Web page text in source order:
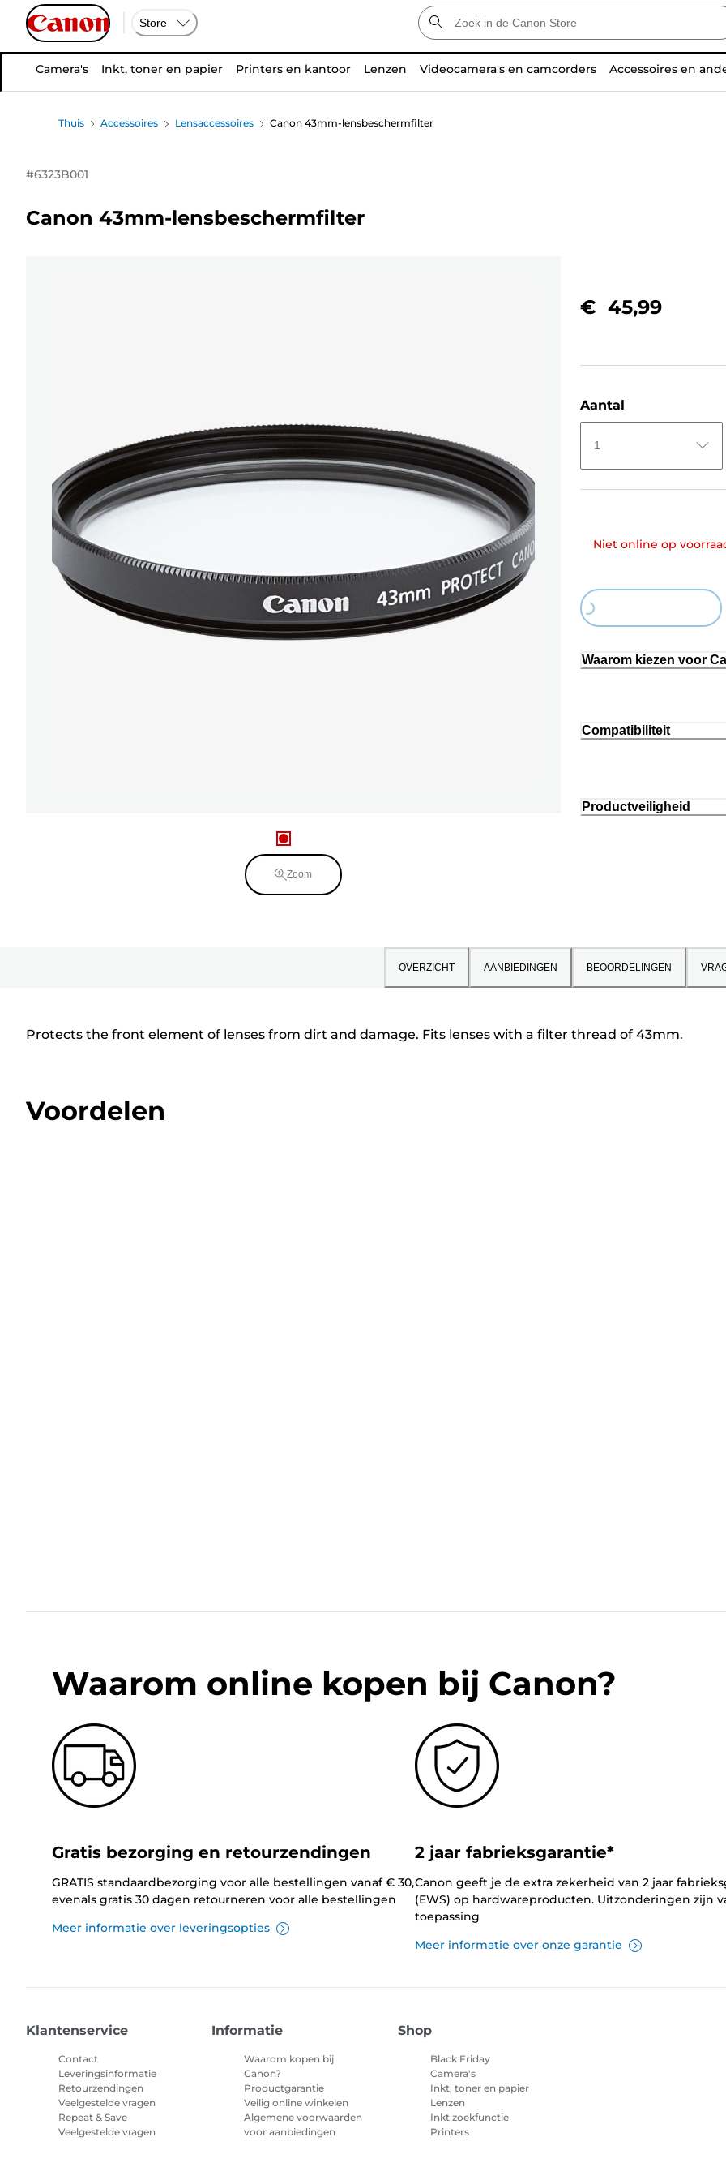
Store
Camera's Inkt, toner en papier Printers en kantoor Lenzen Videocamera's en camcorders Accessoires en
Thuis Accessoires Lensaccessoires Canon 43mm-lensbeschermfilter
#6323B001
Canon 43mm-lensbeschermfilter
Zoom
€ 45,99
Aantal
1
Niet online op
Loading...
Waarom kiezen voor
Compatibiliteit
Productveiligheid
OVERZICHT AANBIEDINGEN BEOORDELINGEN
Protects the front element of lenses from dirt and damage. Fits lenses with a filter thread of 43mm.
Voordelen
Waarom online kopen bij Canon?
Gratis bezorging en retourzendingen
GRATIS standaardbezorging voor alle bestellingen vanaf € 30,
evenals gratis 30 dagen retourneren voor alle bestellingen
Meer informatie over leveringsopties
2 jaar fabrieksgarantie*
Canon geeft je de extra zekerheid van 2 jaar
(EWS) op hardwareproducten. Uitzonderingen zijn
toepassing
Meer informatie over onze garantie
Klantenservice
Contact
Leveringsinformatie
Retourzendingen
Veelgestelde vragen
Repeat & Save
Veelgestelde vragen
Informatie
Waarom kopen bij
Canon?
Productgarantie
Veilig online winkelen
Algemene voorwaarden
voor aanbiedingen
Shop
Black Friday
Camera's
Inkt, toner en papier
Lenzen
Inkt zoekfunctie
Printers